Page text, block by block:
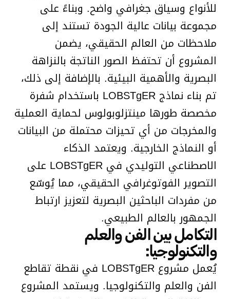
للأنواع وسياق جغرافي واضح. وبناءً على
مجموعة بيانات عالية الجودة تستند إلى
ملاحظات من العالم الحقيقي، يضمن
المشروع أن تحتفظ الصور الناتجة بالنزاهة
البصرية والأهمية البيئية. بالإضافة إلى ذلك،
تم بناء نماذج LOBSTgER باستخدام شفرة
مخصصة طورها مينتزلوبولوس لحماية العملية
والمخرجات من أي تحيزات محتملة من البيانات
أو النماذج الخارجية. ويعتمد الذكاء
الاصطناعي التوليدي في LOBSTgER على
التصوير الفوتوغرافي الحقيقي، مما يُوسّع
من مفردات الباحثين البصرية لتعزيز ارتباط
الجمهور بالعالم الطبيعي.
التكامل بين الفن والعلم
والتكنولوجيا:
يُعمل مشروع LOBSTgER في نقطة تقاطع
الفن والعلم والتكنولوجيا. ويستمد المشروع